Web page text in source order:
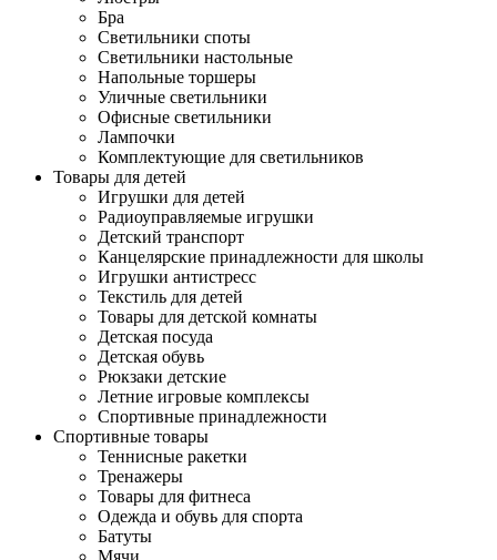
Бра
Светильники споты
Светильники настольные
Напольные торшеры
Уличные светильники
Офисные светильники
Лампочки
Комплектующие для светильников
Товары для детей
Игрушки для детей
Радиоуправляемые игрушки
Детский транспорт
Канцелярские принадлежности для школы
Игрушки антистресс
Текстиль для детей
Товары для детской комнаты
Детская посуда
Детская обувь
Рюкзаки детские
Летние игровые комплексы
Спортивные принадлежности
Спортивные товары
Теннисные ракетки
Тренажеры
Товары для фитнеса
Одежда и обувь для спорта
Батуты
Мячи